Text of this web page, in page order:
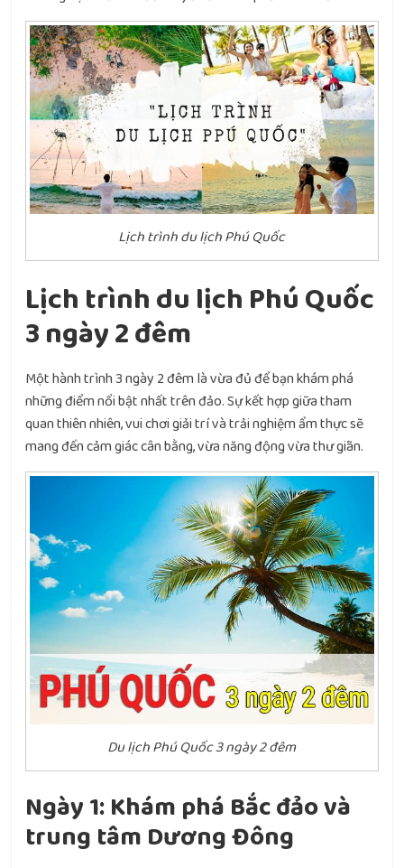
Lịch trình du lịch Phú Quốc
Lịch trình du lịch Phú Quốc
3 ngày 2 đêm
Một hành trình 3 ngày 2 đêm là vừa đủ để bạn khám phá
những điểm nổi bật nhất trên đảo. Sự kết hợp giữa tham
quan thiên nhiên, vui chơi giải trí và trải nghiệm ẩm thực sẽ
mang đến cảm giác cân bằng, vừa năng động vừa thư giãn.
Du lịch Phú Quốc 3 ngày 2 đêm
Ngày 1: Khám phá Bắc đảo và
trung tâm Dương Đông